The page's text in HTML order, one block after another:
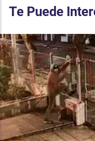
Te Puede